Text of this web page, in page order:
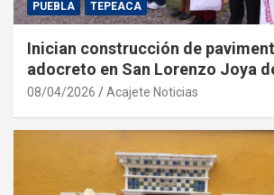
PUEBLA TEPEACA
Inician construcción de
adocreto en San Lorenzo Joya
08/04/2026 Acajete Noticias